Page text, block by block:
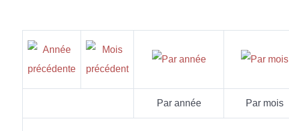
Par année Par mois